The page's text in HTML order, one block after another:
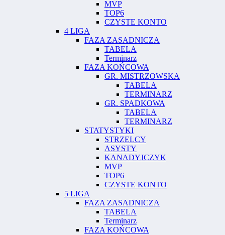
MVP
TOP6
CZYSTE KONTO
4 LIGA
FAZA ZASADNICZA
TABELA
Terminarz
FAZA KOŃCOWA
GR. MISTRZOWSKA
TABELA
TERMINARZ
GR. SPADKOWA
TABELA
TERMINARZ
STATYSTYKI
STRZELCY
ASYSTY
KANADYJCZYK
MVP
TOP6
CZYSTE KONTO
5 LIGA
FAZA ZASADNICZA
TABELA
Terminarz
FAZA KOŃCOWA